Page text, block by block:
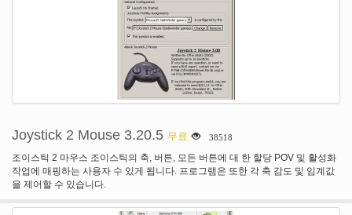
Joystick 2 Mouse 3.20.5 무료 38518
조이스틱 2 마우스 조이스틱의 축, 버튼, 모든 버튼에 대 한 할당 POV 및 활성화
작업에 매핑하는 사용자 수 있게 됩니다. 프로그램은 또한 각 축 감도 및 임계값
을 제어할 수 있습니다.